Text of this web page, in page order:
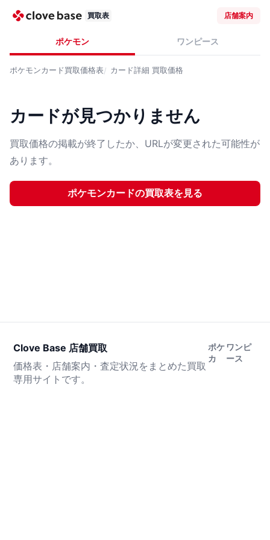
買取表 店舗案内
ポケモン ワンピース
ポケモンカード買取価格表 カード詳細 買取価格
カードが見つかりません
買取価格の掲載が終了したか、URLが変更された可能性が
あります。
ポケモンカードの買取表を見る
Clove Base 店舗買取
価格表・店舗案内・査定状況をまとめた買取
専用サイトです。
ポケ
カ
ワンピ
ース